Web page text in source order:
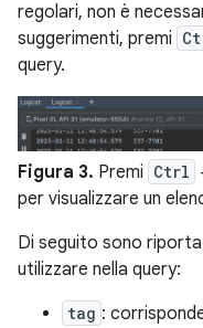
regolari, non è
suggerimenti, premi
query.
Figura 3. Premi Ctrl
per visualizzare un
Di seguito sono
utilizzare nella query:
tag :